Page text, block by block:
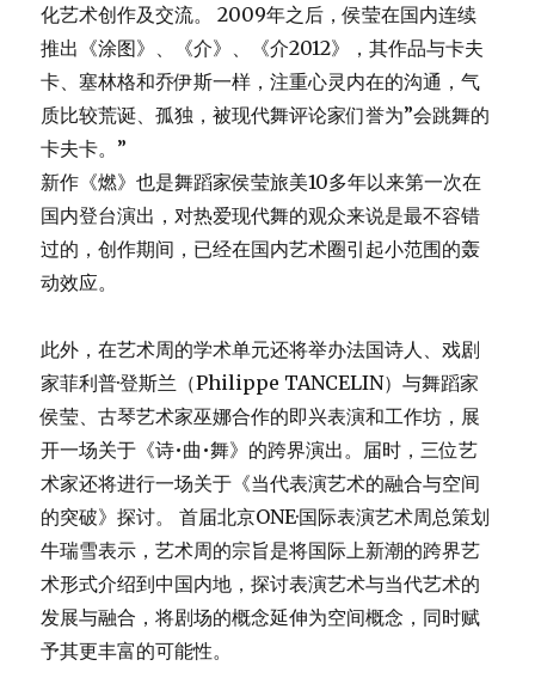
化艺术创作及交流。 2009年之后，侯莹在国内连续
推出《涂图》、《介》、《介2012》，其作品与卡夫
卡、塞林格和乔伊斯一样，注重心灵内在的沟通，气
质比较荒诞、孤独，被现代舞评论家们誉为”会跳舞的
卡夫卡。”
新作《燃》也是舞蹈家侯莹旅美10多年以来第一次在
国内登台演出，对热爱现代舞的观众来说是最不容错
过的，创作期间，已经在国内艺术圈引起小范围的轰
动效应。
此外，在艺术周的学术单元还将举办法国诗人、戏剧
家菲利普·登斯兰（Philippe TANCELIN）与舞蹈家
侯莹、古琴艺术家巫娜合作的即兴表演和工作坊，展
开一场关于《诗•曲•舞》的跨界演出。届时，三位艺
术家还将进行一场关于《当代表演艺术的融合与空间
的突破》探讨。 首届北京ONE·国际表演艺术周总策划
牛瑞雪表示，艺术周的宗旨是将国际上新潮的跨界艺
术形式介绍到中国内地，探讨表演艺术与当代艺术的
发展与融合，将剧场的概念延伸为空间概念，同时赋
予其更丰富的可能性。